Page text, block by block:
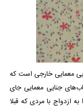
معمایی خارجی است که
کتاب‌های جنایی معمایی جای
ازدواج با مردی که قبلا